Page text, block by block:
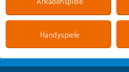
Handyspiele